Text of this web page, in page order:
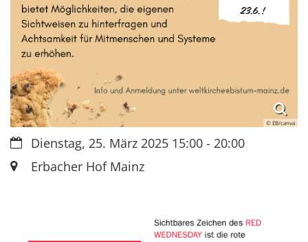
© EB/canva
Datum:Dienstag, 25. März 2025 15:00 - 20:00
Ort: Erbacher Hof Mainz